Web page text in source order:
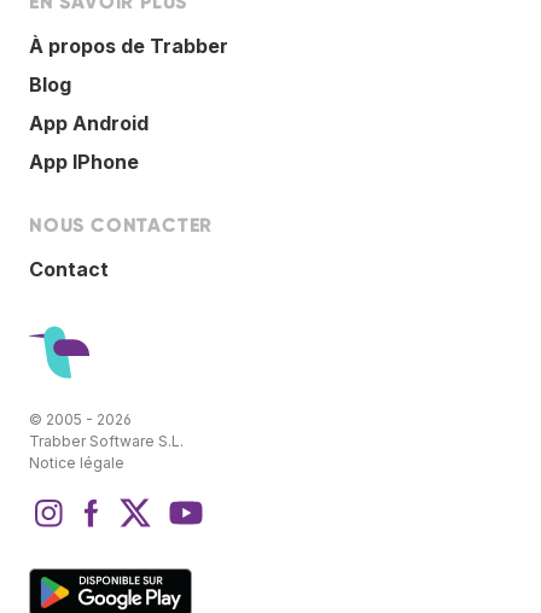
À propos de Trabber
Blog
App Android
App IPhone
NOUS CONTACTER
Contact
© 2005 - 2026
Trabber Software S.L.
Notice légale